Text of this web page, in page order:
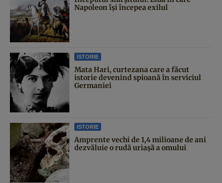
Napoleon îşi începea exilul
ISTORIE
Mata Hari, curtezana care a făcut
istorie devenind spioană în serviciul
Germaniei
ISTORIE
Amprente vechi de 1,4 milioane de ani
dezvăluie o rudă uriașă a omului